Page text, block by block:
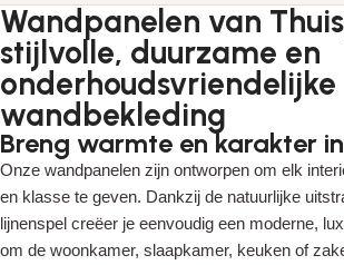
Wandpanelen van
stijlvolle, duurzame en
onderhoudsvriendelijke
wandbekleding
Breng warmte en karakter
Onze wandpanelen zijn ontworpen om elk
en klasse te geven. Dankzij de natuurlijke
lijnenspel creëer je eenvoudig een moderne,
om de woonkamer, slaapkamer, keuken of